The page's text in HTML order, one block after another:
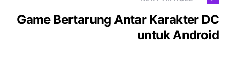
Game Bertarung Antar Karakter DC
untuk Android